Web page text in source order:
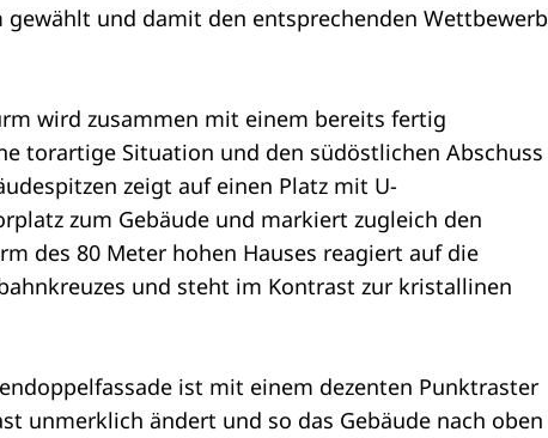
und damit den entsprechenden Wettbewerb
wird zusammen mit einem bereits fertig
torartige Situation und den südöstlichen Abschuss
zeigt auf einen Platz mit U-
zum Gebäude und markiert zugleich den
des 80 Meter hohen Hauses reagiert auf die
und steht im Kontrast zur kristallinen
ist mit einem dezenten Punktraster
unmerklich ändert und so das Gebäude nach oben